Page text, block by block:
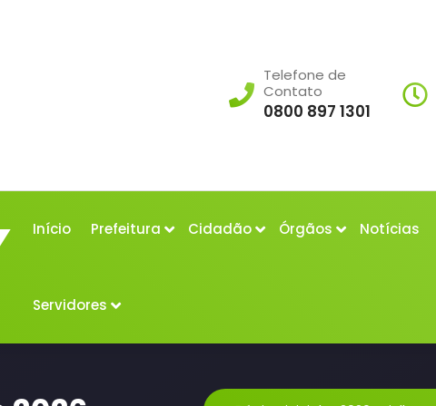
Telefone de
Contato
0800 897 1301
Início Prefeitura Cidadão Órgãos Notícias
Servidores